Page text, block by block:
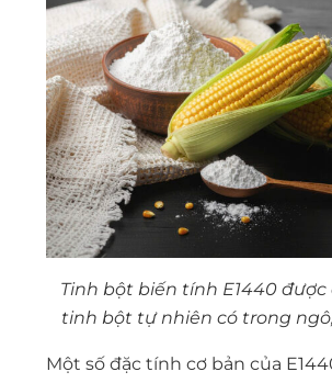
Tinh bột biến tính E1440
tinh bột tự nhiên có trong
Một số đặc tính cơ bản của